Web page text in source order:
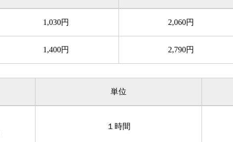
1,030円 2,060円
1,400円 2,790円
単位
１時間